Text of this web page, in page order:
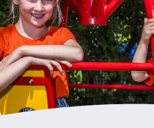
Organisatie
Informatie
Werken bij